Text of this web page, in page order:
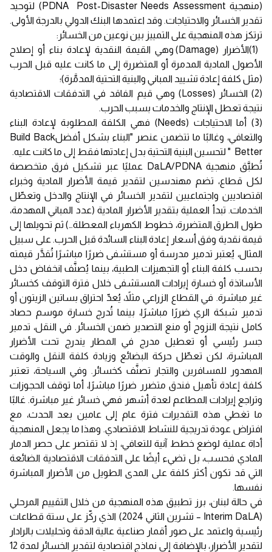
(منهجية PDNA Post-Disaster Needs Assessment) لتوحيد
تقدير الخسائر والاحتياجات. وقد اعتمدها البنك الدولي بالدرجة الأولى.
ترتكز هذه المنهجية على التمييز بين نوعين من الخسائر:
(1)الأضرار (Damage) وهي القيمة النقدية لإعادة بناء أو إصلاح
الأصول المادية المدمرة أو المتضررة إلى ما كانت عليه قبل الحرب
(مثل كلفة إعادة تشييد المباني والبنية التحتية المدمَّرة)؛
(2) الخسائر (Losses) وهي قيم الفاقد في التدفقات الاقتصادية
نتيجة تعطل الإنتاج والخدمات بسبب الحرب.
(3) أما الاحتياجات (Needs) فهي الكلفة المطلوبة لإعادة البناء
والتعافي، وغالبًا ما تتضمن عنصر "البناء بشكل أفضلBuild Back
Better " لتحسين البنية التحتية بدل إعادتها فقط إلى ما كانت عليه.
تُطبَّق منهجية DaLA/PDNA عمليًا عبر تشكيل فرق متخصصة
لكل قطاع، تضم مهندسين لتقدير قيمة الأضرار المادية وخبراء
اقتصاديين واجتماعيين لتقدير الخسائر في الإنتاج والدخل وتعطّل
الخدمات. تبدأ العملية بتقدير الأضرار المادية (عدد المباني المهدمة،
طول الطرق المتضررة، خطوط الكهرباء المعطلة…) ثم تحويلها إلى
قيمة نقدية وفق أسعار إعادة البناء السائدة قبل الحرب. على سبيل
المثال، يُعتبر تدمير مدرسة أو مستشفى ضررًا مباشرًا تُقدَّر قيمته
بحسب كلفة البناء أو التجهيزات الطبية، بينما يُصنَّف انخفاض دخل
الأساتذة أو خسارة إيرادات المستشفى خلال فترة التوقف كخسائر
غير مباشرة. في القطاع الزراعي مثلاً، يُعدّ احتراق بساتين الزيتون أو
تدمير شبكة الري ضررًا مباشرًا، بينما تُدرج خسارة موسم حصاد
كامل نتيجة النزوح أو منع التصدير ضمن الخسائر. في النقل، تدمير
جسر رئيسي أو تعطيل مدرج في المطار يندرج تحت الأضرار
المباشرة، لكن تعطّل حركة البضائع وزيادة كلفة النقل والوقت
المهدور للمسافرين والتجار تصنَّف كخسائر. وفي السياحة، تعتبر
كلفة إعادة تأهيل فندق متضرر ضررًا مباشرًا، أما توقف الحجوزات
وتراجع إيرادات المطاعم لعدة أشهر فهي خسائر غير مباشرة. غالبًا
ما تغطي هذه التقديرات فترة عام إلى عامين بعد الحدث، مع
افتراض عودة تدريجية للنشاط الاقتصادي. وهذا ما يجعل المنهجية
أداة عملية لوضع خطط آنية للتعافي، إذ لا تقتصر على حصر الدمار
المادي فحسب، بل تضيء أيضًا على التدفقات الاقتصادية الضائعة
التي قد تكون أكثر كلفة على المدى الطويل من الأضرار المباشرة
نفسها.
في حالة لبنان، برز تطبيق هذه المنهجية من خلال التقييم المرحلي
(Interim DaLA – تشرين الثاني 2024) الذي ركّز على ستة قطاعات
رئيسية واعتمد على صور أقمار صناعية عالية الدقة وتحليلات بالرادار
لتقدير الأضرار، بالإضافة إلى نماذج اقتصادية لتقدير الخسائر لمدة 12